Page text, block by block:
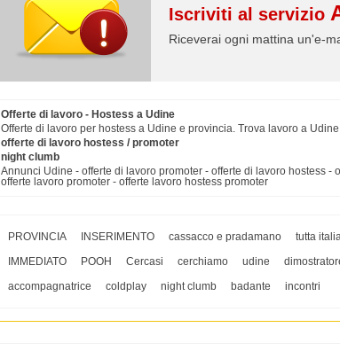
Iscriviti al servizio
Riceverai ogni mattina un'e-
Offerte di lavoro - Hostess a Udine
Offerte di lavoro per hostess a Udine e provincia. Trova lavoro a
offerte di lavoro hostess / promoter
night clumb
Annunci Udine - offerte di lavoro promoter - offerte di lavoro hostess -
offerte lavoro promoter - offerte lavoro hostess promoter
PROVINCIA INSERIMENTO cassacco e pradamano tutta
IMMEDIATO
POOH Cercasi cerchiamo udine
accompagnatrice
coldplay night clumb badante incontri